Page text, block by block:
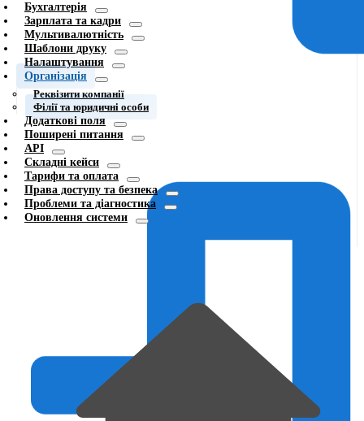
Бухгалтерія
Зарплата та кадри
Мультивалютність
Шаблони друку
Налаштування
Організація
Реквізити компанії
Філії та юридичні особи
Додаткові поля
Поширені питання
API
Складні кейси
Тарифи та оплата
Права доступу та безпека
Проблеми та діагностика
Оновлення системи